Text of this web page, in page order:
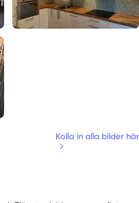
Kolla in alla bilder här